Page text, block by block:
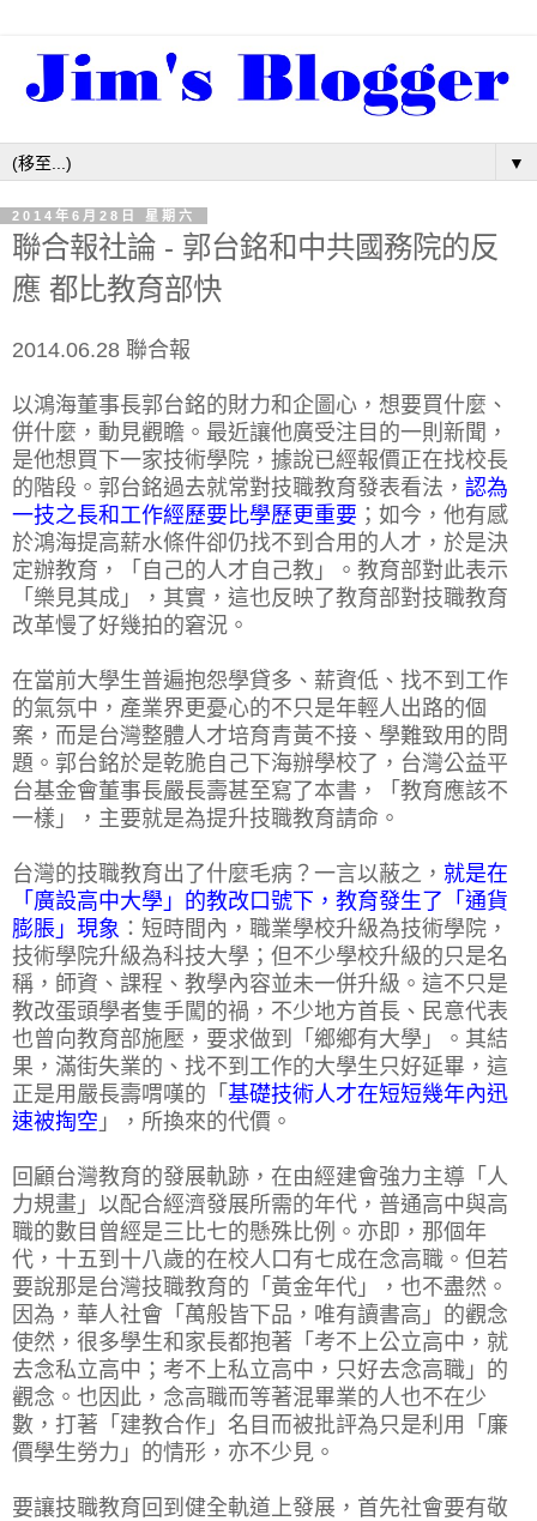
▼
2014年6月28日 星期六
聯合報社論 - 郭台銘和中共國務院的反
應 都比教育部快
2014.06.28 聯合報
以鴻海董事長郭台銘的財力和企圖心，想要買什麼、
併什麼，動見觀瞻。最近讓他廣受注目的一則新聞，
是他想買下一家技術學院，據說已經報價正在找校長
的階段。郭台銘過去就常對技職教育發表看法， 認為
一技之長和工作經歷要比學歷更重要 ；如今，他有感
於鴻海提高薪水條件卻仍找不到合用的人才，於是決
定辦教育，「自己的人才自己教」。教育部對此表示
「樂見其成」，其實，這也反映了教育部對技職教育
改革慢了好幾拍的窘況。
在當前大學生普遍抱怨學貸多、薪資低、找不到工作
的氣氛中，產業界更憂心的不只是年輕人出路的個
案，而是台灣整體人才培育青黃不接、學難致用的問
題。郭台銘於是乾脆自己下海辦學校了，台灣公益平
台基金會董事長嚴長壽甚至寫了本書，「教育應該不
一樣」，主要就是為提升技職教育請命。
台灣的技職教育出了什麼毛病？一言以蔽之， 就是在
「廣設高中大學」的教改口號下，教育發生了「通貨
膨脹」現象 ：短時間內，職業學校升級為技術學院，
技術學院升級為科技大學；但不少學校升級的只是名
稱，師資、課程、教學內容並未一併升級。這不只是
教改蛋頭學者隻手闖的禍，不少地方首長、民意代表
也曾向教育部施壓，要求做到「鄉鄉有大學」。其結
果，滿街失業的、找不到工作的大學生只好延畢，這
正是用嚴長壽喟嘆的「 基礎技術人才在短短幾年內迅
速被掏空 」，所換來的代價。
回顧台灣教育的發展軌跡，在由經建會強力主導「人
力規畫」以配合經濟發展所需的年代，普通高中與高
職的數目曾經是三比七的懸殊比例。亦即，那個年
代，十五到十八歲的在校人口有七成在念高職。但若
要說那是台灣技職教育的「黃金年代」，也不盡然。
因為，華人社會「萬般皆下品，唯有讀書高」的觀念
使然，很多學生和家長都抱著「考不上公立高中，就
去念私立高中；考不上私立高中，只好去念高職」的
觀念。也因此，念高職而等著混畢業的人也不在少
數，打著「建教合作」名目而被批評為只是利用「廉
價學生勞力」的情形，亦不少見。
要讓技職教育回到健全軌道上發展，首先社會要有敬